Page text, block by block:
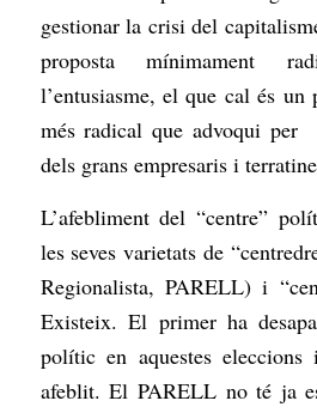
gestionar la crisi del
proposta mínimament
l’entusiasme, el que cal és
més radical que advoqui per
dels grans empresaris i
L’afebliment del “centre”
les seves varietats de
Regionalista, PARELL) i
Existeix. El primer ha
polític en aquestes
afeblit. El PARELL no té ja